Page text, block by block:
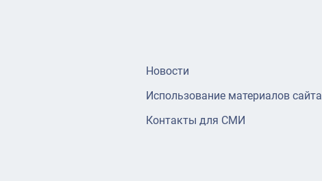
Новости
Использование материалов сайта
Контакты для СМИ